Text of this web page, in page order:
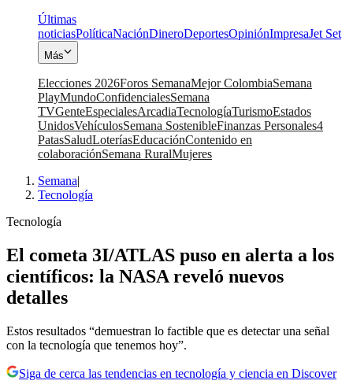
Últimas
noticiasPolíticaNaciónDineroDeportesOpiniónImpresaJet Set
Más
Elecciones 2026Foros SemanaMejor ColombiaSemana
PlayMundoConfidencialesSemana
TVGenteEspecialesArcadiaTecnologíaTurismoEstados
UnidosVehículosSemana SostenibleFinanzas Personales4
PatasSaludLoteríasEducaciónContenido en
colaboraciónSemana RuralMujeres
Semana|
Tecnología
Tecnología
El cometa 3I/ATLAS puso en alerta a los
científicos: la NASA reveló nuevos
detalles
Estos resultados “demuestran lo factible que es detectar una señal
con la tecnología que tenemos hoy”.
Siga de cerca las tendencias en tecnología y ciencia en Discover